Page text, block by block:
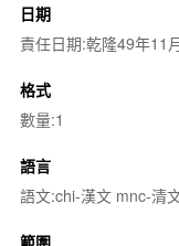
日期
責任日期:乾隆49年11
格式
數量:1
語言
語文:chi-漢文 mnc-清
範圍